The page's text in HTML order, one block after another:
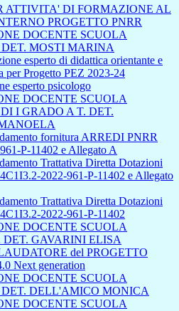
ATTIVITA' DI FORMAZIONE AL
PROGETTO PNRR
DOCENTE SCUOLA
MOSTI MARINA
esperto di didattica orientante e
per Progetto PEZ 2023-24
esperto psicologo
DOCENTE SCUOLA
I GRADO A T. DET.
fornitura ARREDI PNRR
P-11402 e Allegato A
Trattativa Diretta Dotazioni
2022-961-P-11402 e Allegato
Trattativa Diretta Dotazioni
2022-961-P-11402
DOCENTE SCUOLA
DET. GAVARINI ELISA
del PROGETTO
Next generation
DOCENTE SCUOLA
DELL'AMICO MONICA
DOCENTE SCUOLA